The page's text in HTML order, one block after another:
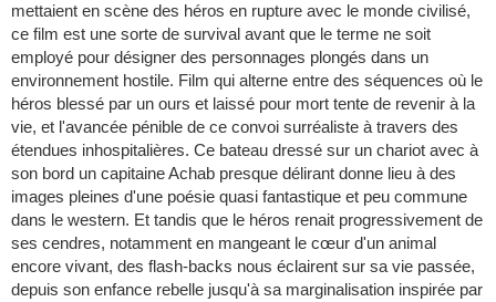
mettaient en scène des héros en rupture avec le monde civilisé,
ce film est une sorte de survival avant que le terme ne soit
employé pour désigner des personnages plongés dans un
environnement hostile. Film qui alterne entre des séquences où le
héros blessé par un ours et laissé pour mort tente de revenir à la
vie, et l'avancée pénible de ce convoi surréaliste à travers des
étendues inhospitalières. Ce bateau dressé sur un chariot avec à
son bord un capitaine Achab presque délirant donne lieu à des
images pleines d'une poésie quasi fantastique et peu commune
dans le western. Et tandis que le héros renait progressivement de
ses cendres, notamment en mangeant le cœur d'un animal
encore vivant, des flash-backs nous éclairent sur sa vie passée,
depuis son enfance rebelle jusqu'à sa marginalisation inspirée par